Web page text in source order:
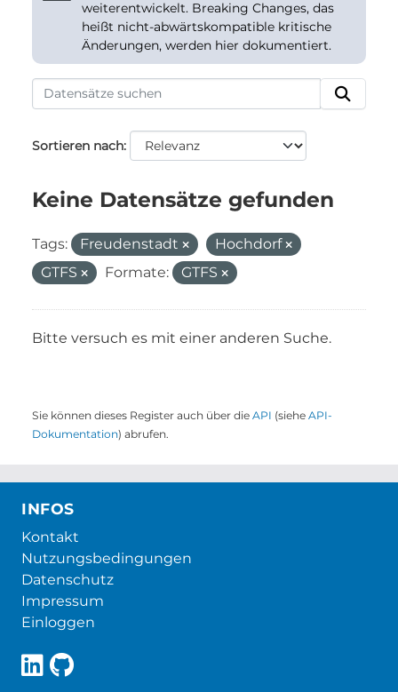
weiterentwickelt. Breaking Changes, das
heißt nicht-abwärtskompatible kritische
Änderungen, werden hier dokumentiert.
Sortieren nach
Keine Datensätze gefunden
Tags: Freudenstadt
Hochdorf
GTFS
Formate: GTFS
Bitte versuch es mit einer anderen Suche.
Sie können dieses Register auch über die API (siehe API-
Dokumentation) abrufen.
INFOS
Kontakt
Nutzungsbedingungen
Datenschutz
Impressum
Einloggen